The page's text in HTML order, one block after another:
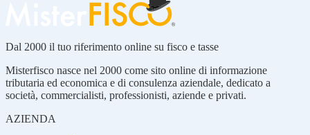
Dal 2000 il tuo riferimento online su fisco e tasse
Misterfisco nasce nel 2000 come sito online di informazione
tributaria ed economica e di consulenza aziendale, dedicato a
società, commercialisti, professionisti, aziende e privati.
AZIENDA